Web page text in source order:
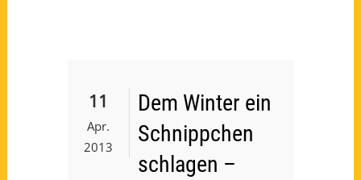
11
Apr.
2013
Dem Winter ein
Schnippchen
schlagen –